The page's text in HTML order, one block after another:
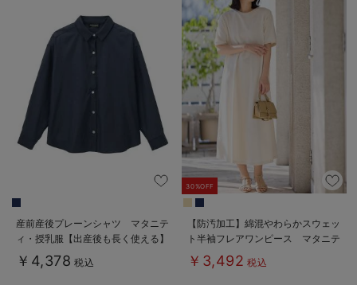
冬に可愛いニットがお得！
親子コーデ｜ママとベビーにおすすめ！
便利な育児家電
Gift Selection 出産祝い
保育園・入園準備特集
ファルスカ
デロンギ
産前産後プレーンシャツ マタニテ
ィ・授乳服【出産後も長く使える】
￥4,378 税込
30%OFF
【防汚加工】綿混やわらかスウェッ
ト半袖フレアワンピース マタニテ
ィ・産後【出産後も長く使える】
￥3,492 税込